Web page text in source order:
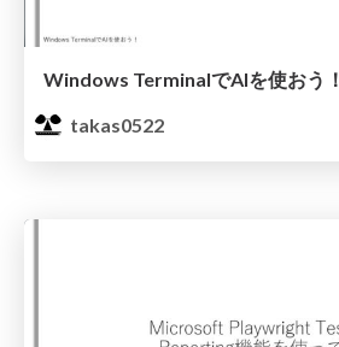
Windows TerminalでAIを使おう！
takas0522